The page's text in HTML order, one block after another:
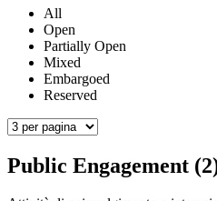
All
Open
Partially Open
Mixed
Embargoed
Reserved
Public Engagement